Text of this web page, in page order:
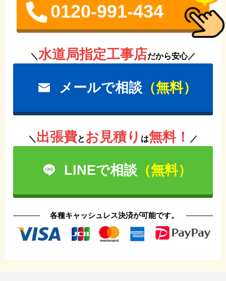
0120-991-434
＼ 水道局指定工事店だから安心／
メールで相談（無料）
＼ 出張費と お見積り は無料！ ／
LINEで相談（無料）
各種キャッシュレス決済が可能です。